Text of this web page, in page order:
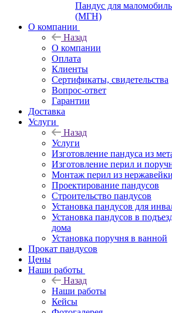
Пандус для
(МГН)
О компании
Назад
О компании
Оплата
Клиенты
Сертификаты, свидетельства
Вопрос-ответ
Гарантии
Доставка
Услуги
Назад
Услуги
Изготовление пандуса из
Изготовление перил и
Монтаж перил из нержавейки
Проектирование пандусов
Строительство пандусов
Установка пандусов для
Установка пандусов в
дома
Установка поручня в ванной
Прокат пандусов
Цены
Наши работы
Назад
Наши работы
Кейсы